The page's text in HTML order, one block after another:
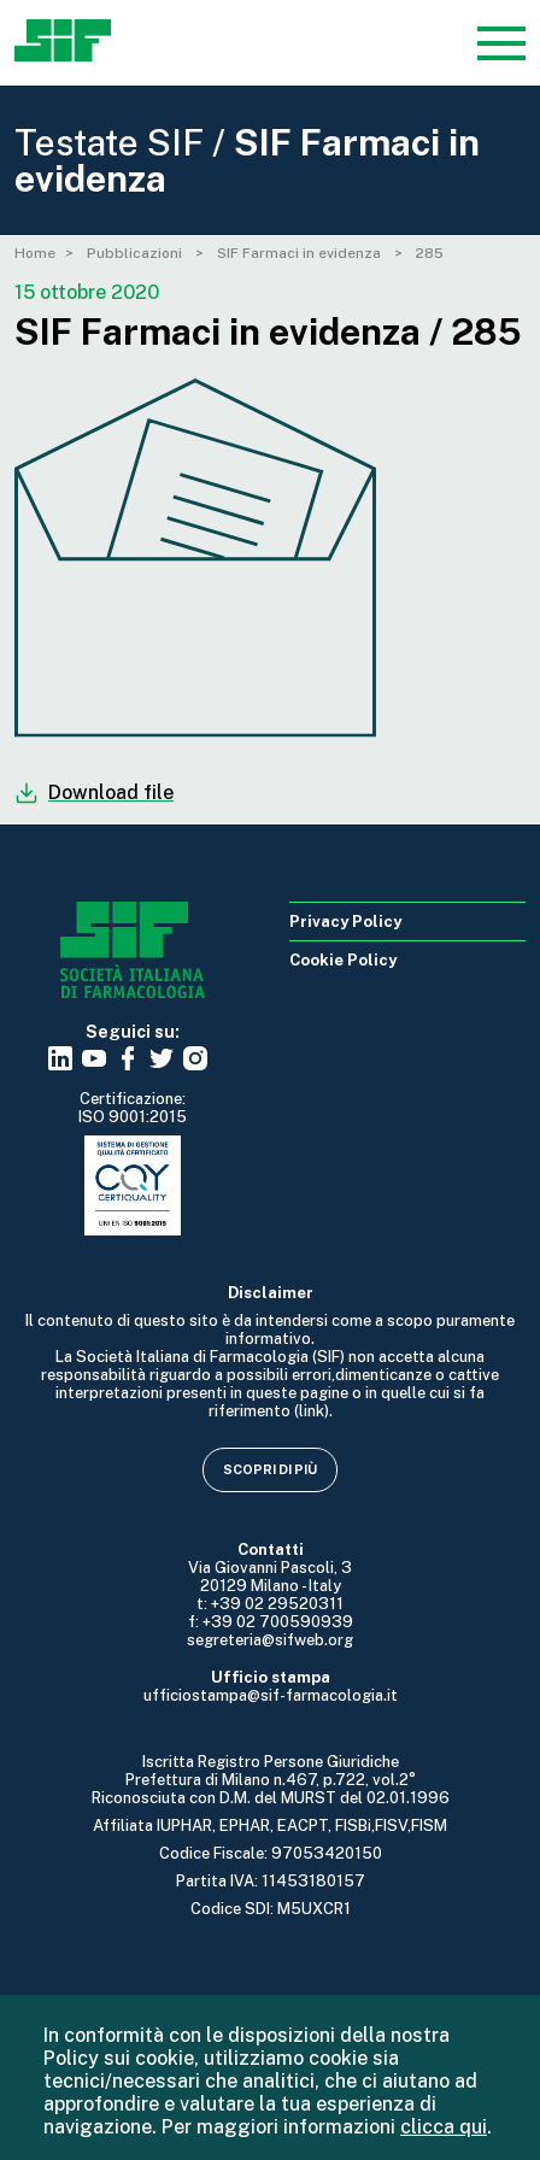
Testate SIF / SIF Farmaci in
evidenza
Home Pubblicazioni SIF Farmaci in evidenza 285
15 ottobre 2020
SIF Farmaci in evidenza / 285
Download file
Seguici su:
Certificazione:
ISO 9001:2015
Contatti
Via Giovanni Pascoli, 3
20129 Milano - Italy
t: +39 02 29520311
f: +39 02 700590939
segreteria@sifweb.org
Ufficio stampa
ufficiostampa@sif-farmacologia.it
Iscritta Registro Persone Giuridiche
Prefettura di Milano n.467, p.722, vol.2°
Riconosciuta con D.M. del MURST del 02.01.1996
Affiliata IUPHAR, EPHAR, EACPT, FISBi,FISV,FISM
Codice Fiscale: 97053420150
Partita IVA: 11453180157
Codice SDI: M5UXCR1
Disclaimer
Il contenuto di questo sito è da intendersi come a scopo puramente
informativo.
La Società Italiana di Farmacologia (SIF) non accetta alcuna
responsabilità riguardo a possibili errori,dimenticanze o cattive
interpretazioni presenti in queste pagine o in quelle cui si fa
riferimento (link).
SCOPRI DI PIÙ
Privacy Policy
Cookie Policy
In conformità con le disposizioni della nostra
Policy sui cookie, utilizziamo cookie sia
tecnici/necessari che analitici, che ci aiutano ad
approfondire e valutare la tua esperienza di
navigazione. Per maggiori informazioni clicca qui.